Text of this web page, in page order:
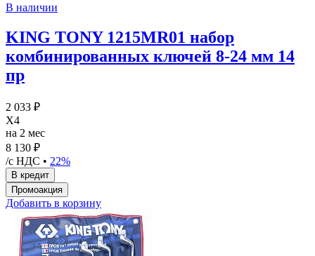
В наличии
KING TONY 1215MR01 набор
комбинированных ключей 8-24 мм 14
пр
2 033 ₽
X4
на 2 мес
8 130 ₽
/с НДС • 22%
Добавить в корзину